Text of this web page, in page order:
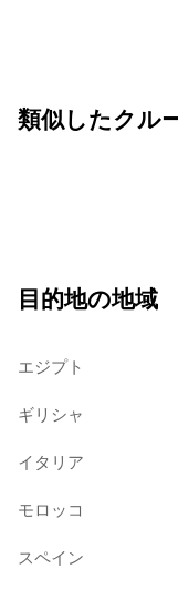
類似したクル
目的地の地域
エジプト
ギリシャ
イタリア
モロッコ
スペイン